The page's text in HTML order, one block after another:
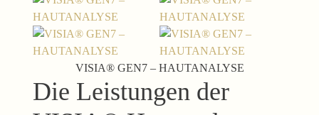
VISIA® GEN7 – HAUTANALYSE
Die Leistungen der